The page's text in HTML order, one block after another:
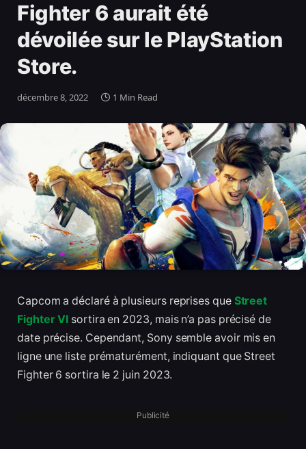
Fighter 6 aurait été
dévoilée sur le PlayStation
Store.
décembre 8, 2022 1 Min Read
Capcom a déclaré à plusieurs reprises queStreet
Fighter VI sortira en 2023, mais n’a pas précisé de
date précise. Cependant, Sony semble avoir mis en
ligne une liste prématurément, indiquant que Street
Fighter 6 sortira le 2 juin 2023.
Publicité